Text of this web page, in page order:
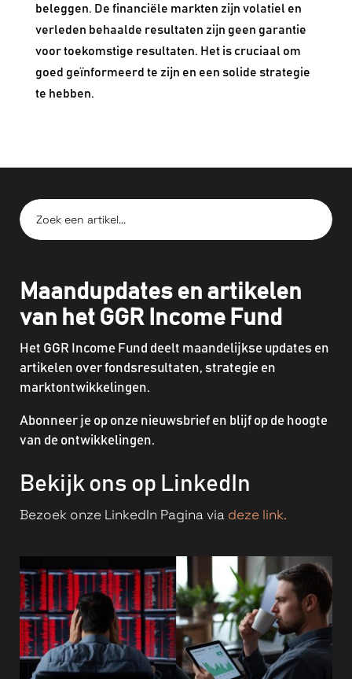
beleggen. De financiële markten zijn volatiel en
verleden behaalde resultaten zijn geen garantie
voor toekomstige resultaten. Het is cruciaal om
goed geïnformeerd te zijn en een solide strategie
te hebben.
Maandupdates en artikelen
van het GGR Income Fund
Het GGR Income Fund deelt maandelijkse updates en
artikelen over fondsresultaten, strategie en
marktontwikkelingen.
Abonneer je op onze nieuwsbrief en blijf op de hoogte
van de ontwikkelingen.
Bekijk ons op LinkedIn
Bezoek onze LinkedIn Pagina via deze link.